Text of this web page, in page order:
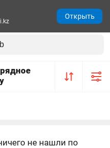
не нашли по
Открыть